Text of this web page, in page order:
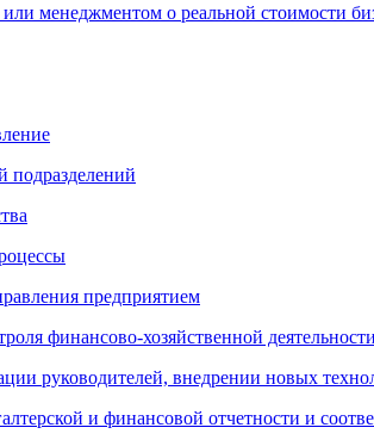
менеджментом о реальной стоимости
подразделений
предприятием
финансово-хозяйственной деятельности
руководителей, внедрении новых
и финансовой отчетности и